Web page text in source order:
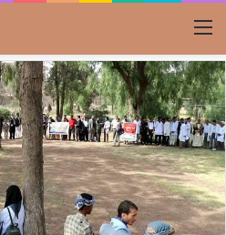
القائمة